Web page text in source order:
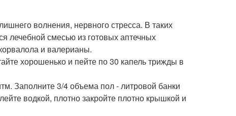
волнения, нервного стресса. В таких
лечебной смесью из готовых аптечных
и валерианы.
хорошенько и пейте по 30 капель трижды в
Заполните 3/4 объема пол - литровой банки
водкой, плотно закройте плотно крышкой и